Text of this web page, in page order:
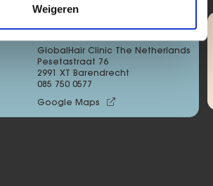
Weigeren
Main site
GlobalHair Clinic The Netherlands
Pesetastraat 76
2991 XT Barendrecht
085 750 0577
Google Maps